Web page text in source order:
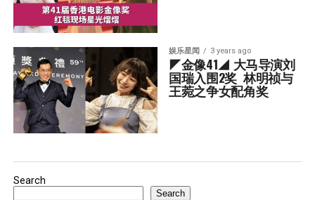
娱乐星闻 3 years ago
◤金像41◢ 大马导演刘
国瑞入围2奖  林明祯与
王菀之争女配角奖
Search
Search